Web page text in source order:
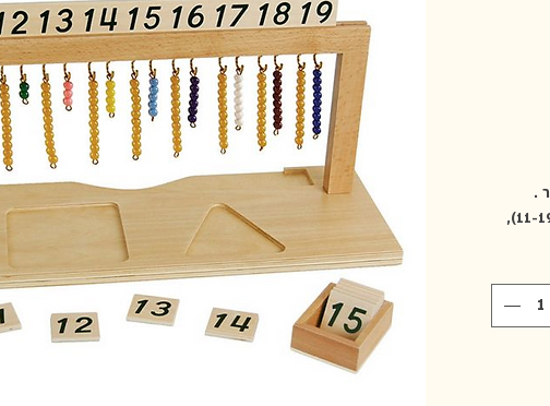
. מתלה חרוזי העשרה המונטסורי הוא עזר
לימודי המיועד ללימוד מושגי העשרה (11-19),